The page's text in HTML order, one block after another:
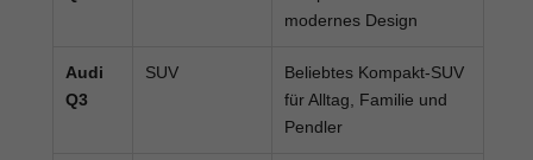
modernes Design
Audi
Q3
SUV
Beliebtes Kompakt-SUV
für Alltag, Familie und
Pendler